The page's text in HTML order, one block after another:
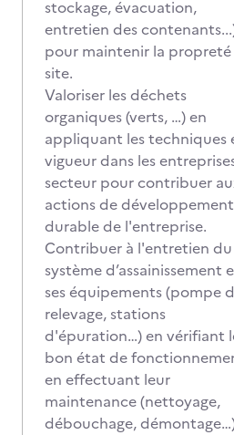
stockage, évacuation,
entretien des
pour maintenir la
site.
Valoriser les déchets
organiques (verts, …) en
appliquant les techniques
vigueur dans les
secteur pour contribuer
actions de développement
durable de l'entreprise.
Contribuer à l'entretien du
système d’assainissement
ses équipements (pompe
relevage, stations
d'épuration…) en vérifiant
bon état de
en effectuant leur
maintenance (nettoyage,
débouchage,